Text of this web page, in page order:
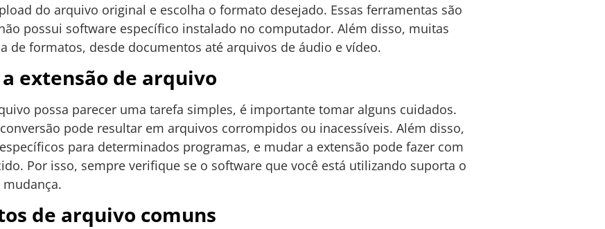
do arquivo original e escolha o formato desejado. Essas ferramentas são
possui software específico instalado no computador. Além disso, muitas
de formatos, desde documentos até arquivos de áudio e vídeo.
extensão de arquivo
possa parecer uma tarefa simples, é importante tomar alguns cuidados.
pode resultar em arquivos corrompidos ou inacessíveis. Além disso,
para determinados programas, e mudar a extensão pode fazer com
Por isso, sempre verifique se o software que você está utilizando suporta o
de arquivo comuns